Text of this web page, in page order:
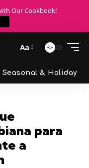
Our Cookbook!
Aa
Seasonal & Holiday
para
a